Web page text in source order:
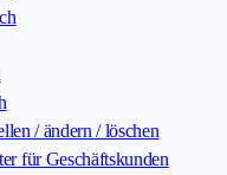
/ ändern / löschen
für Geschäftskunden